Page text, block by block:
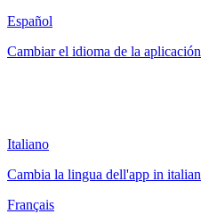
Español
Cambiar el idioma de la
Italiano
Cambia la lingua dell'app in
Français